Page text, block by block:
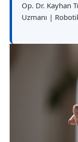
Op. Dr. Kayhan
Uzmanı |